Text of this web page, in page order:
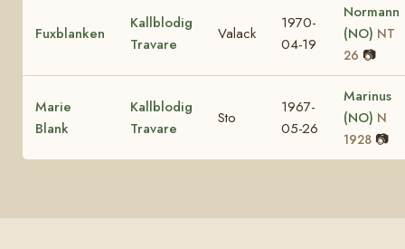
Fuxblanken
Kallblodig
Travare
Valack
1970-
04-19
Normann
(NO) NT
26 📷
Marie
Blank
Kallblodig
Travare
Sto
1967-
05-26
Marinus
(NO) N
1928 📷